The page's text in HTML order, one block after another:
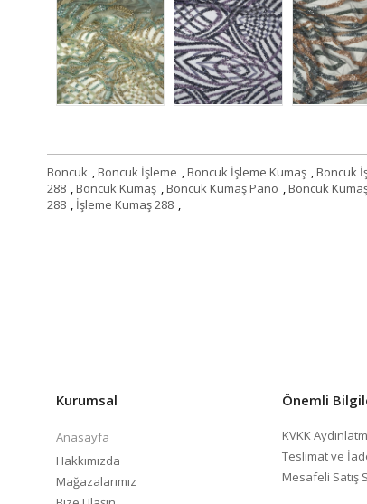
Boncuk ,Boncuk İşleme ,Boncuk İşleme Kumaş ,Boncuk
288 ,Boncuk Kumaş ,Boncuk Kumaş Pano ,Boncuk
288 , İşleme Kumaş 288 ,
Kurumsal
Anasayfa
Hakkımızda
Mağazalarımız
Önemli
KVKK
Teslimat ve
Mesafeli Satış